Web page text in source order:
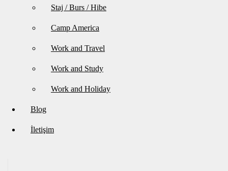
Staj / Burs / Hibe
Camp America
Work and Travel
Work and Study
Work and Holiday
Blog
İletişim